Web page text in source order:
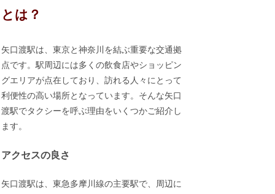
とは？
矢口渡駅は、東京と神奈川を結ぶ重要な交通拠
点です。駅周辺には多くの飲食店やショッピン
グエリアが点在しており、訪れる人々にとって
利便性の高い場所となっています。そんな矢口
渡駅でタクシーを呼ぶ理由をいくつかご紹介し
ます。
アクセスの良さ
矢口渡駅は、東急多摩川線の主要駅で、周辺に